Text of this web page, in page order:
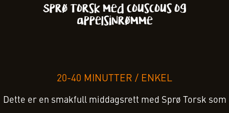
Sprø Torsk med couscous og
appelsinrømme
20-40 MINUTTER / ENKEL
Dette er en smakfull middagsrett med Sprø Torsk som